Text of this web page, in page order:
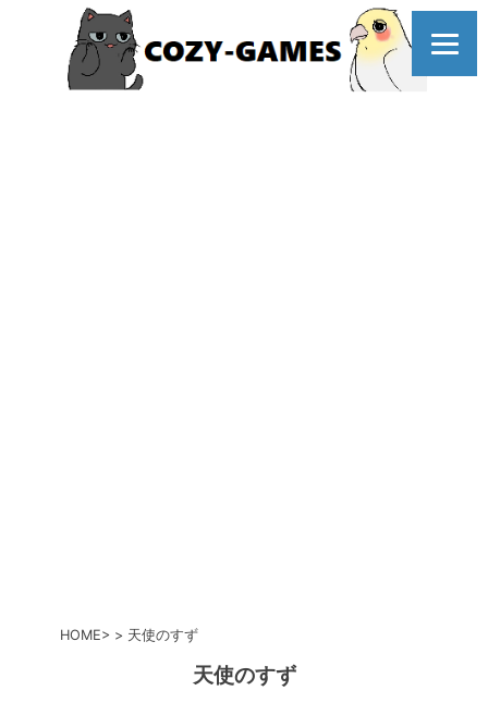
HOME 天使のすず
天使のすず